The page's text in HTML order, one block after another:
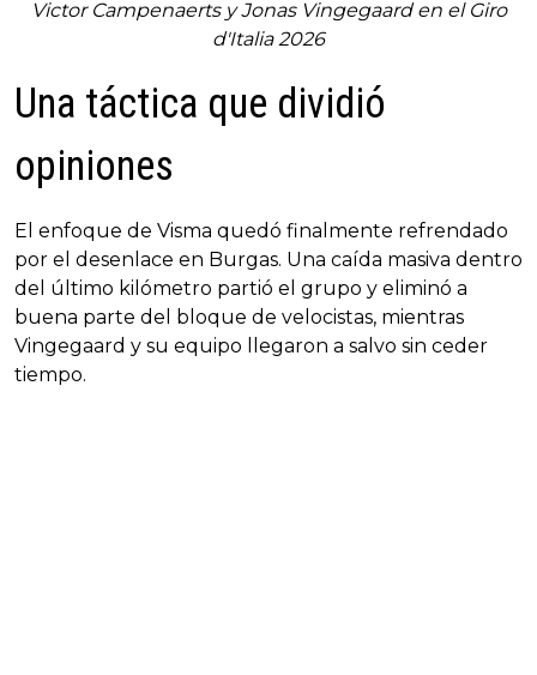
Victor Campenaerts y Jonas Vingegaard en el Giro
d'Italia 2026
Una táctica que dividió
opiniones
El enfoque de Visma quedó finalmente refrendado
por el desenlace en Burgas. Una caída masiva dentro
del último kilómetro partió el grupo y eliminó a
buena parte del bloque de velocistas, mientras
Vingegaard y su equipo llegaron a salvo sin ceder
tiempo.